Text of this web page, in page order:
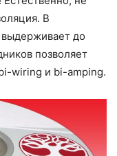
В
выдерживает до
позволяет
wiring и bi-amping.